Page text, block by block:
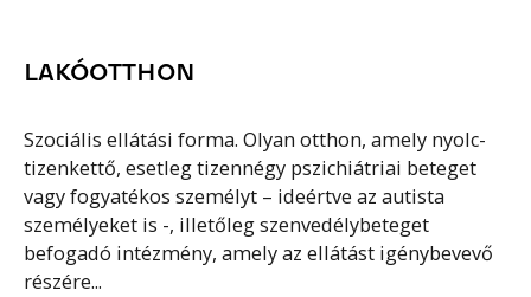
LAKÓOTTHON
Szociális ellátási forma. Olyan otthon, amely nyolc-
tizenkettő, esetleg tizennégy pszichiátriai beteget
vagy fogyatékos személyt – ideértve az autista
személyeket is -, illetőleg szenvedélybeteget
befogadó intézmény, amely az ellátást igénybevevő
részére...